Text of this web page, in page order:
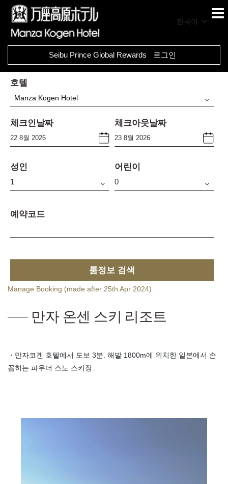
한국어
Seibu Prince Global Rewards 로그인
호텔
Manza Kogen Hotel
체크인날짜 체크아웃날짜
성인 어린이
예약코드
룸정보 검색
Manage Booking (made after 25th Apr 2024)
만자 온센 스키 리조트
・만자코겐 호텔에서 도보 3분. 해발 1800m에 위치한 일본에서 손
꼽히는 파우더 스노 스키장.